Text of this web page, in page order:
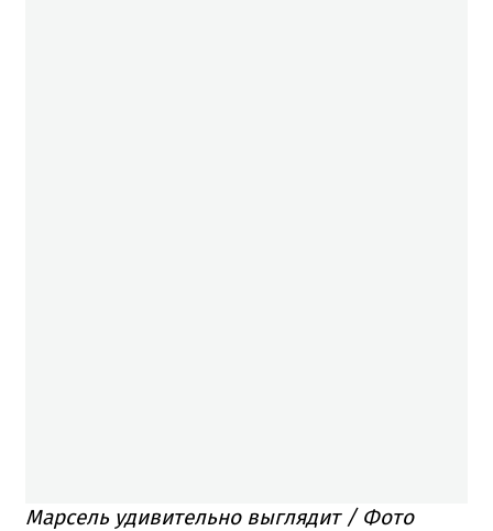
Марсель удивительно выглядит / Фото